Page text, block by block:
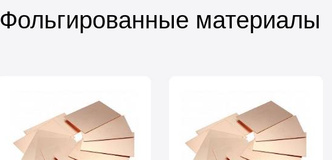
Фольгированные материалы